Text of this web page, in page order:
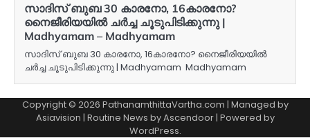
സാദിസ് ബുബ 30 കാരനോ, 16കാരനോ?
നൈജീരിയയിൽ ചർച്ച ചൂടുപിടിക്കുന്നു |
Madhyamam – Madhyamam
സാദിസ് ബുബ 30 കാരനോ, 16കാരനോ? നൈജീരിയയിൽ
ചർച്ച ചൂടുപിടിക്കുന്നു | Madhyamam Madhyamam
Copyright © 2026 PathanamthittaVartha.com | Managed by
Asiavision | Routine News byAscendoor| Powered by
WordPress.